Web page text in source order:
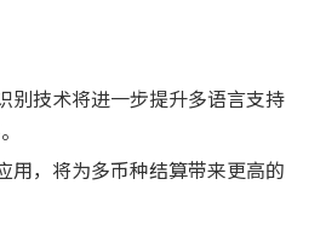
别技术将进一步提升多语言支持
用，将为多币种结算带来更高的